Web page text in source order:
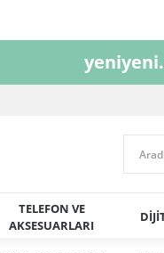
TELEFON VE
AKSESUARLARI